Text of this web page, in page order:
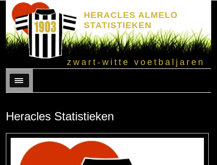
HERACLES ALMELO
STATISTIEKEN
zwart-witte voetbaljaren
Menu
Heracles Statistieken